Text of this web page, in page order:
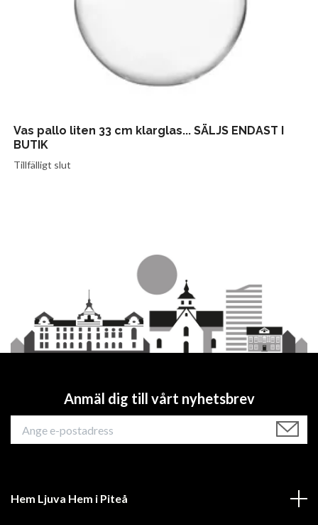
Vas pallo liten 33 cm klarglas... SÄLJS ENDAST I
BUTIK
Tillfälligt slut
Anmäl dig till vårt nyhetsbrev
Hem Ljuva Hem i Piteå